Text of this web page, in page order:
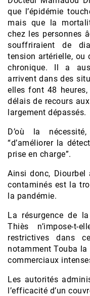
que l’épidémie
mais que la
chez les personnes
souffriraient de
tension artérielle, ou
chronique. Il a
arrivent dans des
elles font 48 heures,
délais de recours
largement dépassés.
D’où la
“d’améliorer la
prise en charge”.
Ainsi donc,
contaminés est la
la pandémie.
La résurgence de
Thiès n’impose-t-
restrictives dans
notamment Touba
commerciaux
Les autorités
l’efficacité d’un